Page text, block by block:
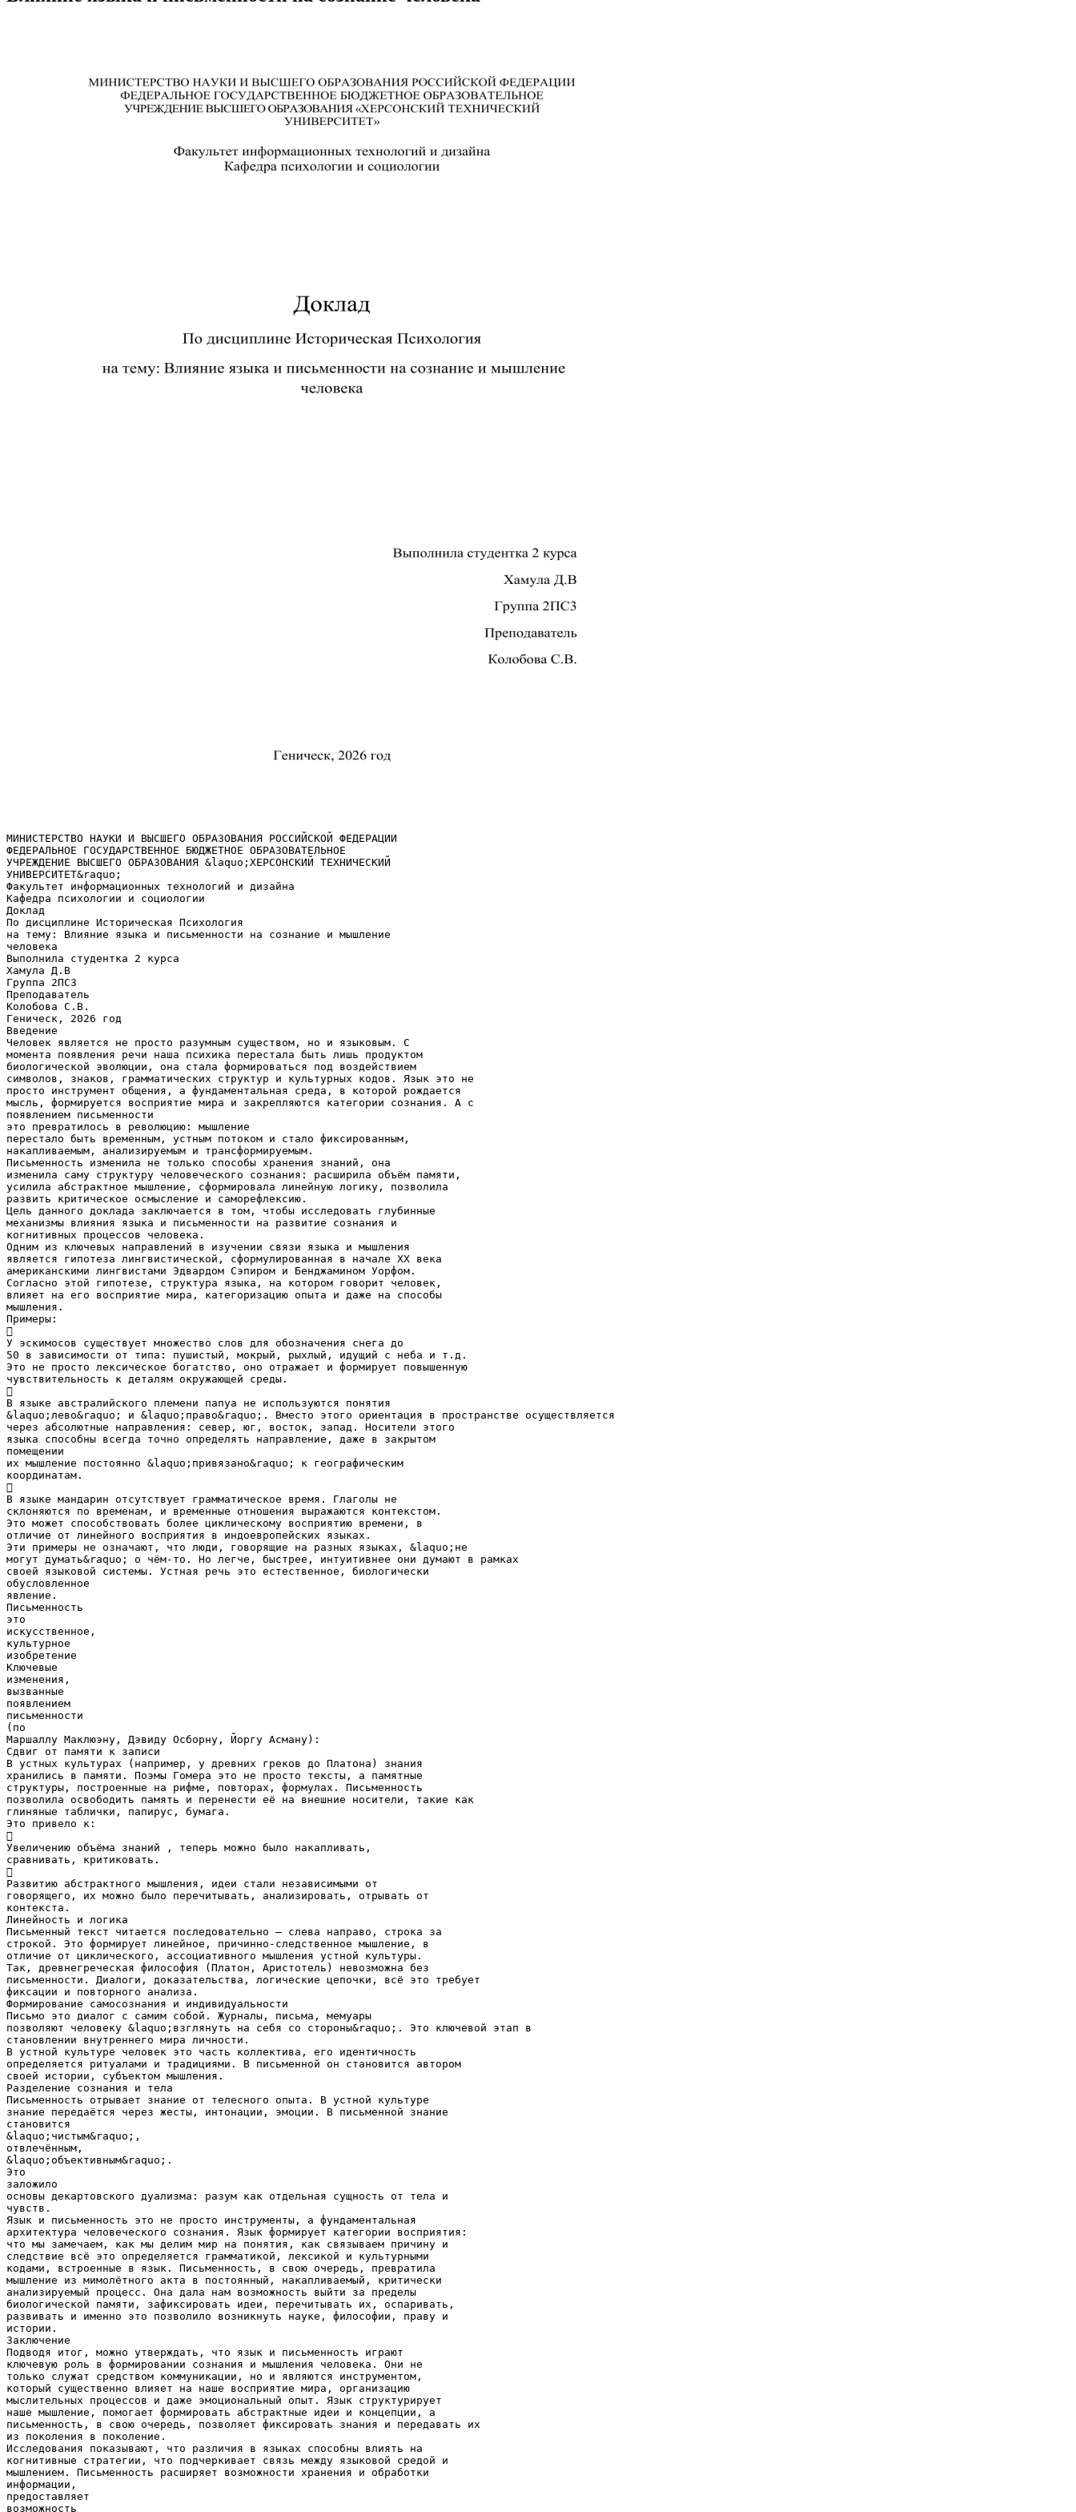
МИНИСТЕРСТВО НАУКИ И ВЫСШЕГО ОБРАЗОВАНИЯ РОССИЙСКОЙ ФЕДЕРАЦИИ
ФЕДЕРАЛЬНОЕ ГОСУДАРСТВЕННОЕ БЮДЖЕТНОЕ ОБРАЗОВАТЕЛЬНОЕ
УЧРЕЖДЕНИЕ ВЫСШЕГО ОБРАЗОВАНИЯ &laquo;ХЕРСОНСКИЙ ТЕХНИЧЕСКИЙ
УНИВЕРСИТЕТ&raquo;
Факультет информационных технологий и дизайна
Кафедра психологии и социологии
Доклад
По дисциплине Историческая Психология
на тему: Влияние языка и письменности на сознание и мышление
человека
Выполнила студентка 2 курса
Хамула Д.В
Группа 2ПС3
Преподаватель
Колобова С.В.
Геническ, 2026 год
Введение
Человек является не просто разумным существом, но и языковым. С
момента появления речи наша психика перестала быть лишь продуктом
биологической эволюции, она стала формироваться под воздействием
символов, знаков, грамматических структур и культурных кодов. Язык это не
просто инструмент общения, а фундаментальная среда, в которой рождается
мысль, формируется восприятие мира и закрепляются категории сознания. А с
появлением письменности
это превратилось в революцию: мышление
перестало быть временным, устным потоком и стало фиксированным,
накапливаемым, анализируемым и трансформируемым.
Письменность изменила не только способы хранения знаний, она
изменила саму структуру человеческого сознания: расширила объём памяти,
усилила абстрактное мышление, сформировала линейную логику, позволила
развить критическое осмысление и саморефлексию.
Цель данного доклада заключается в том, чтобы исследовать глубинные
механизмы влияния языка и письменности на развитие сознания и
когнитивных процессов человека.
Одним из ключевых направлений в изучении связи языка и мышления
является гипотеза лингвистической, сформулированная в начале XX века
американскими лингвистами Эдвардом Сэпиром и Бенджамином Уорфом.
Согласно этой гипотезе, структура языка, на котором говорит человек,
влияет на его восприятие мира, категоризацию опыта и даже на способы
мышления.
Примеры:

У эскимосов существует множество слов для обозначения снега до
50 в зависимости от типа: пушистый, мокрый, рыхлый, идущий с неба и т.д.
Это не просто лексическое богатство, оно отражает и формирует повышенную
чувствительность к деталям окружающей среды.

В языке австралийского племени папуа не используются понятия
&laquo;лево&raquo; и &laquo;право&raquo;. Вместо этого ориентация в пространстве осуществляется
через абсолютные направления: север, юг, восток, запад. Носители этого
языка способны всегда точно определять направление, даже в закрытом
помещении
их мышление постоянно &laquo;привязано&raquo; к географическим
координатам.

В языке мандарин отсутствует грамматическое время. Глаголы не
склоняются по временам, и временные отношения выражаются контекстом.
Это может способствовать более циклическому восприятию времени, в
отличие от линейного восприятия в индоевропейских языках.
Эти примеры не означают, что люди, говорящие на разных языках, &laquo;не
могут думать&raquo; о чём-то. Но легче, быстрее, интуитивнее они думают в рамках
своей языковой системы. Устная речь это естественное, биологически
обусловленное
явление.
Письменность
это
искусственное,
культурное
изобретение
Ключевые
изменения,
вызванные
появлением
письменности
(по
Маршаллу Маклюэну, Дэвиду Осборну, Йоргу Асману):
Сдвиг от памяти к записи
В устных культурах (например, у древних греков до Платона) знания
хранились в памяти. Поэмы Гомера это не просто тексты, а памятные
структуры, построенные на рифме, повторах, формулах. Письменность
позволила освободить память и перенести её на внешние носители, такие как
глиняные таблички, папирус, бумага.
Это привело к:

Увеличению объёма знаний , теперь можно было накапливать,
сравнивать, критиковать.

Развитию абстрактного мышления, идеи стали независимыми от
говорящего, их можно было перечитывать, анализировать, отрывать от
контекста.
Линейность и логика
Письменный текст читается последовательно — слева направо, строка за
строкой. Это формирует линейное, причинно-следственное мышление, в
отличие от циклического, ассоциативного мышления устной культуры.
Так, древнегреческая философия (Платон, Аристотель) невозможна без
письменности. Диалоги, доказательства, логические цепочки, всё это требует
фиксации и повторного анализа.
Формирование самосознания и индивидуальности
Письмо это диалог с самим собой. Журналы, письма, мемуары
позволяют человеку &laquo;взглянуть на себя со стороны&raquo;. Это ключевой этап в
становлении внутреннего мира личности.
В устной культуре человек это часть коллектива, его идентичность
определяется ритуалами и традициями. В письменной он становится автором
своей истории, субъектом мышления.
Разделение сознания и тела
Письменность отрывает знание от телесного опыта. В устной культуре
знание передаётся через жесты, интонации, эмоции. В письменной знание
становится
&laquo;чистым&raquo;,
отвлечённым,
&laquo;объективным&raquo;.
Это
заложило
основы декартовского дуализма: разум как отдельная сущность от тела и
чувств.
Язык и письменность это не просто инструменты, а фундаментальная
архитектура человеческого сознания. Язык формирует категории восприятия:
что мы замечаем, как мы делим мир на понятия, как связываем причину и
следствие всё это определяется грамматикой, лексикой и культурными
кодами, встроенные в язык. Письменность, в свою очередь, превратила
мышление из мимолётного акта в постоянный, накапливаемый, критически
анализируемый процесс. Она дала нам возможность выйти за пределы
биологической памяти, зафиксировать идеи, перечитывать их, оспаривать,
развивать и именно это позволило возникнуть науке, философии, праву и
истории.
Заключение
Подводя итог, можно утверждать, что язык и письменность играют
ключевую роль в формировании сознания и мышления человека. Они не
только служат средством коммуникации, но и являются инструментом,
который существенно влияет на наше восприятие мира, организацию
мыслительных процессов и даже эмоциональный опыт. Язык структурирует
наше мышление, помогает формировать абстрактные идеи и концепции, а
письменность, в свою очередь, позволяет фиксировать знания и передавать их
из поколения в поколение.
Исследования показывают, что различия в языках способны влиять на
когнитивные стратегии, что подчеркивает связь между языковой средой и
мышлением. Письменность расширяет возможности хранения и обработки
информации,
предоставляет
возможность